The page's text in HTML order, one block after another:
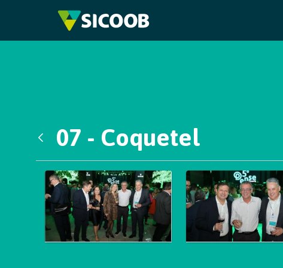
Pular para o Conteúdo principal
07 - Coquetel
Galeria de Mídias